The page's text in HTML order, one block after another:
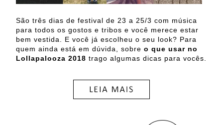
São três dias de festival de 23 a 25/3 com música
para todos os gostos e tribos e você merece estar
bem vestida. E você já escolheu o seu look? Para
quem ainda está em dúvida, sobre o que usar no
Lollapalooza 2018 trago algumas dicas para vocês.